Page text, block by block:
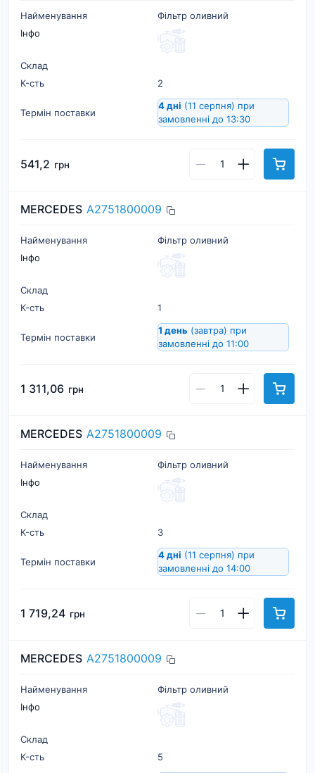
Найменування
Фільтр оливний
Інфо
Склад
К-cть
2
Термін поставки
4 дні (11 серпня) при
замовленні до 13:30
541,2 грн
MERCEDES A2751800009
Найменування
Фільтр оливний
Інфо
Склад
К-cть
1
Термін поставки
1 день (завтра) при
замовленні до 11:00
1 311,06 грн
MERCEDES A2751800009
Найменування
Фільтр оливний
Інфо
Склад
К-cть
3
Термін поставки
4 дні (11 серпня) при
замовленні до 14:00
1 719,24 грн
MERCEDES A2751800009
Найменування
Фільтр оливний
Інфо
Склад
К-cть
5